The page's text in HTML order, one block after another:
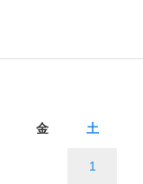
金 土
1